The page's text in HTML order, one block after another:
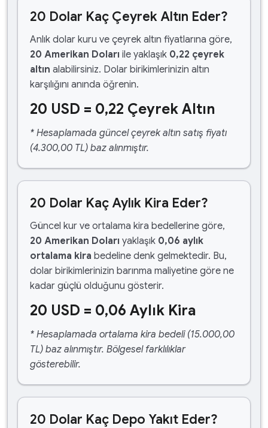
20 Dolar Kaç Çeyrek Altın Eder?
Anlık dolar kuru ve çeyrek altın fiyatlarına göre,
20 Amerikan Doları ile yaklaşık 0,22 çeyrek
altın alabilirsiniz. Dolar birikimlerinizin altın
karşılığını anında öğrenin.
20 USD = 0,22 Çeyrek Altın
* Hesaplamada güncel çeyrek altın satış fiyatı
(4.300,00 TL) baz alınmıştır.
20 Dolar Kaç Aylık Kira Eder?
Güncel kur ve ortalama kira bedellerine göre,
20 Amerikan Doları yaklaşık 0,06 aylık
ortalama kira bedeline denk gelmektedir. Bu,
dolar birikimlerinizin barınma maliyetine göre ne
kadar güçlü olduğunu gösterir.
20 USD = 0,06 Aylık Kira
* Hesaplamada ortalama kira bedeli (15.000,00
TL) baz alınmıştır. Bölgesel farklılıklar
gösterebilir.
20 Dolar Kaç Depo Yakıt Eder?